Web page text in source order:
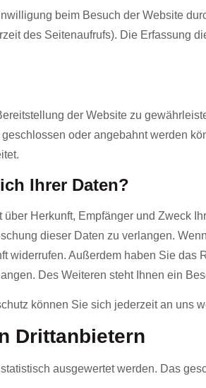
beim Besuch der Website
des Seitenaufrufs). Die Erfassung
der Website zu
oder angebahnt werden
Ihrer Daten?
Herkunft, Empfänger und Zweck
dieser Daten zu verlangen.
widerrufen. Außerdem haben Sie das
Des Weiteren steht Ihnen ein
können Sie sich jederzeit an uns
Dritt­anbietern
ausgewertet werden. Das